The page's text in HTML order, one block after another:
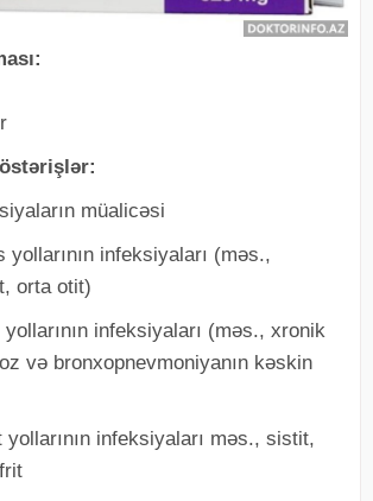
müalicəsi
yollarının infeksiyaları (mәs.,
orta otit)
infeksiyaları (mәs., xronik
vә bronxopnevmoniyanın kәskin
infeksiyaları mәs., sistit,